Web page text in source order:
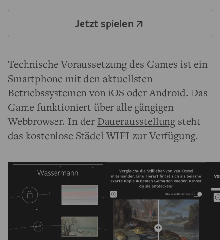
Jetzt spielen
Technische Voraussetzung des Games ist ein
Smartphone mit den aktuellsten
Betriebssystemen von iOS oder Android. Das
Game funktioniert über alle gängigen
Webbrowser. In der Dauerausstellung steht
das kostenlose Städel WIFI zur Verfügung.